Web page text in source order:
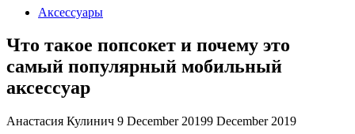
Аксессуары
Что такое попсокет и почему это
самый популярный мобильный
аксессуар
Анастасия Кулинич 9 December 20199 December 2019